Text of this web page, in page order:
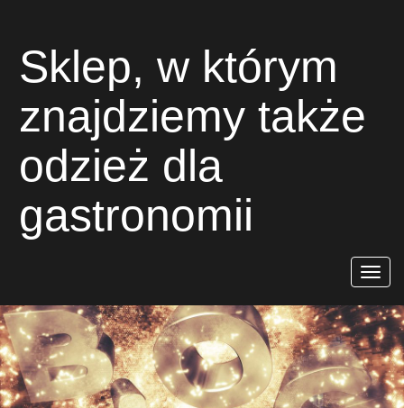
Sklep, w którym
znajdziemy także
odzież dla
gastronomii
Rozwiń